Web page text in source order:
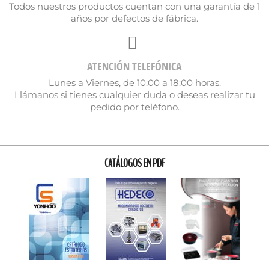
Todos nuestros productos cuentan con una garantía de 1
años por defectos de fábrica.
ATENCIÓN TELEFÓNICA
Lunes a Viernes, de 10:00 a 18:00 horas.
Llámanos si tienes cualquier duda o deseas realizar tu
pedido por teléfono.
CATÁLOGOS EN PDF